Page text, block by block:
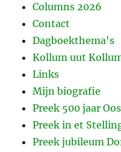
Columns 2026
Contact
Dagboekthema's
Kollum uut
Links
Mijn biografie
Preek 500 jaar
Preek in et
Preek jubileum